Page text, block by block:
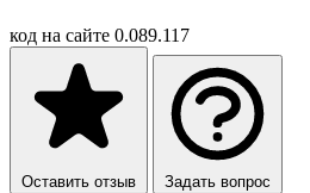
код на сайте 0.089.117
Оставить отзыв Задать вопрос